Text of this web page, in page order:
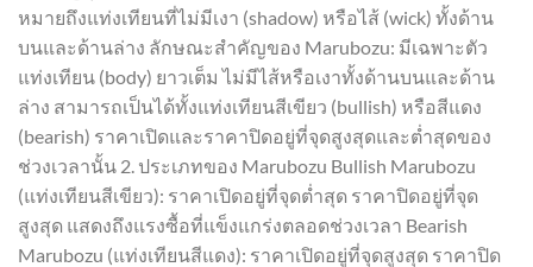
หมายถึงแท่งเทียนที่ไม่มีเงา (shadow) หรือไส้ (wick) ทั้งด้าน
บนและด้านล่าง ลักษณะสำคัญของ Marubozu: มีเฉพาะตัว
แท่งเทียน (body) ยาวเต็ม ไม่มีไส้หรือเงาทั้งด้านบนและด้าน
ล่าง สามารถเป็นได้ทั้งแท่งเทียนสีเขียว (bullish) หรือสีแดง
(bearish) ราคาเปิดและราคาปิดอยู่ที่จุดสูงสุดและต่ำสุดของ
ช่วงเวลานั้น 2. ประเภทของ Marubozu Bullish Marubozu
(แท่งเทียนสีเขียว): ราคาเปิดอยู่ที่จุดต่ำสุด ราคาปิดอยู่ที่จุด
สูงสุด แสดงถึงแรงซื้อที่แข็งแกร่งตลอดช่วงเวลา Bearish
Marubozu (แท่งเทียนสีแดง): ราคาเปิดอยู่ที่จุดสูงสุด ราคาปิด